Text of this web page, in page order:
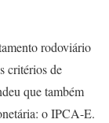
rodoviário
critérios de
que também
o IPCA-E.